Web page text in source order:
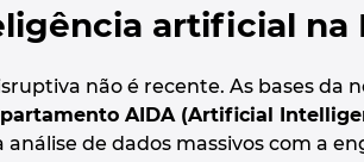
artificial na
não é recente. As bases da
AIDA (Artificial
de dados massivos com a